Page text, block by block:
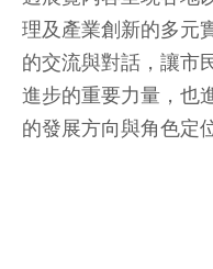
理及產業創新的多元
的交流與對話，讓市
進步的重要力量，也
的發展方向與角色定